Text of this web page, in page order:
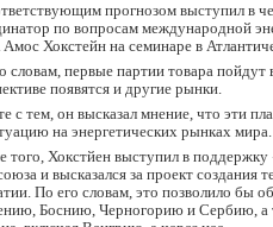
прогнозом выступил в
по вопросам международной
Хокстейн на семинаре в
словам, первые партии товара
появятся и другие рынки.
с тем, он высказал мнение, что эти
на энергетических рынках мира.
того, Хокстйен выступил в поддержку
и высказался за проект создания
По его словам, это позволило бы
Боснию, Черногорию и Сербию, а